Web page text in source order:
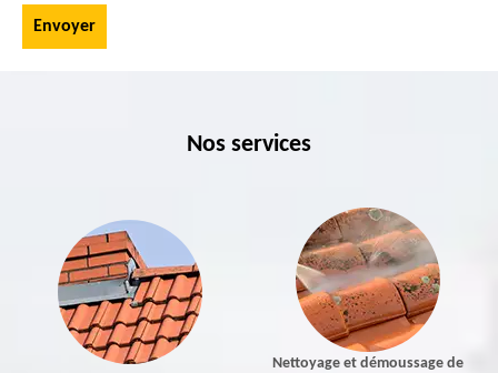
Nos services
Nettoyage et démoussage de